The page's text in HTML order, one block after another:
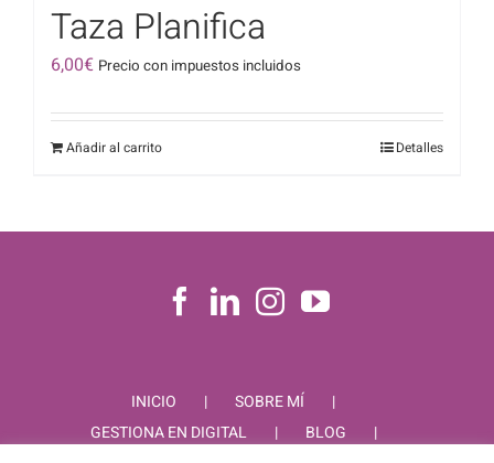
Taza Planifica
6,00€ Precio con impuestos incluidos
Añadir al carrito Detalles
INICIO
SOBRE MÍ
GESTIONA EN DIGITAL
BLOG